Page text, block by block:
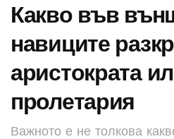
Какво във
навиците
аристократа
пролетария
Важното е не толкова